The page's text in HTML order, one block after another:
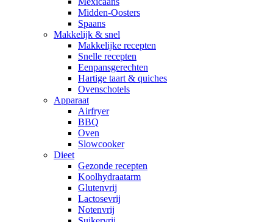
Midden-Oosters
Spaans
Makkelijk & snel
Makkelijke recepten
Snelle recepten
Eenpansgerechten
Hartige taart & quiches
Ovenschotels
Apparaat
Airfryer
BBQ
Oven
Slowcooker
Dieet
Gezonde recepten
Koolhydraatarm
Glutenvrij
Lactosevrij
Notenvrij